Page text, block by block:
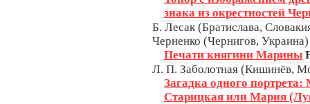
знака из окрестностей
Б. Лесак (Братислава,
Черненко (Чернигов, Украина)
Печати княгини Марины
Л. П. Заболотная (Кишинёв,
Загадка одного
Старицкая или Мария